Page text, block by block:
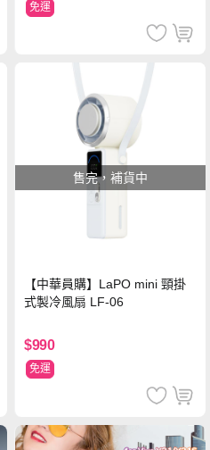
免運
售完，補貨中
【中華員購】LaPO mini 頸掛
式製冷風扇 LF-06
$990
免運